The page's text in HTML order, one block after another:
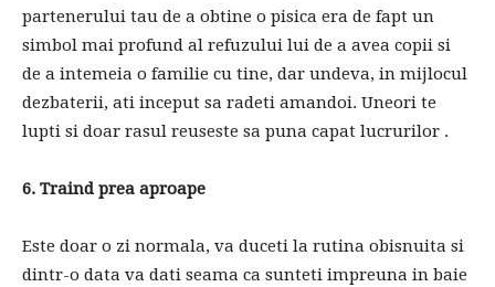
partenerului tau de a obtine o pisica era de fapt un
simbol mai profund al refuzului lui de a avea copii si
de a intemeia o familie cu tine, dar undeva, in mijlocul
dezbaterii, ati inceput sa radeti amandoi. Uneori te
lupti si doar rasul reuseste sa puna capat lucrurilor .
6. Traind prea aproape
Este doar o zi normala, va duceti la rutina obisnuita si
dintr-o data va dati seama ca sunteti impreuna in baie